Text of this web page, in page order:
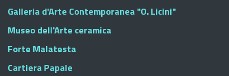
Galleria d'Arte Contemporanea "O. Licini"
Museo dell'Arte ceramica
Forte Malatesta
Cartiera Papale